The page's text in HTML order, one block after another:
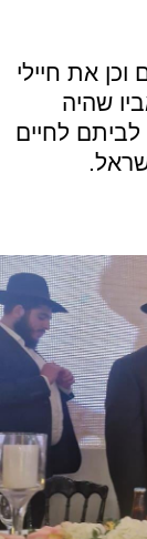
את חיילי
שהיה
לביתם לחיים